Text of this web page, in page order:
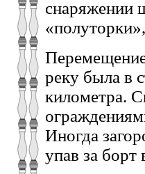
снаряжении
реку была в
километра.
Иногда
упав за борт